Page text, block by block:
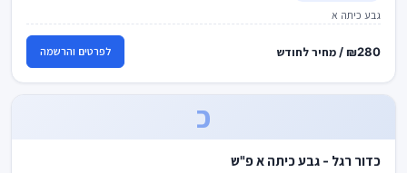
גבע כיתה א
₪280 / מחיר לחודש לפרטים והרשמה
כ
כדור רגל - גבע כיתה א פ"ש